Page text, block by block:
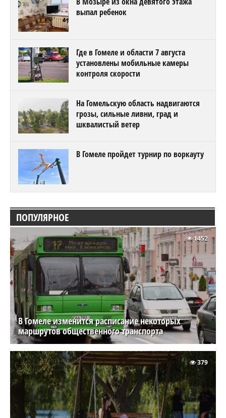
выпал ребенок
Где в Гомеле и области 7 августа
установлены мобильные камеры
контроля скорости
На Гомельскую область надвигаются
грозы, сильные ливни, град и
шквалистый ветер
В Гомеле пройдет турнир по воркауту
ПОПУЛЯРНОЕ
В Гомеле изменится расписание некоторых
маршрутов общественного транспорта
1452
379